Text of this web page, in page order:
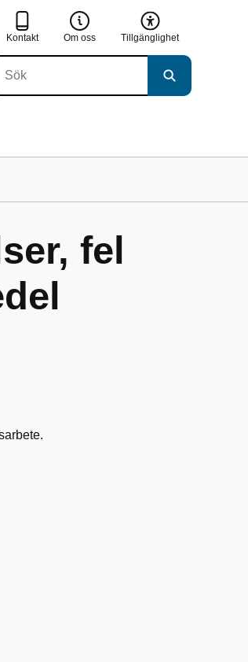
Kontakt Om oss Tillgänglighet
fel